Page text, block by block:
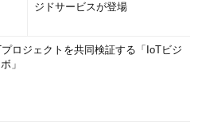
ジドサービスが登場
ロジェクトを共同検証する「IoTビジ
」